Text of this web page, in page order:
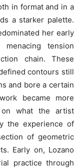
in format and in a
a starker palette.
her early
tension
chain. These
contours still
and bore a certain
became more
on what the artist
the experience of
of geometric
Early on, Lozano
practice through